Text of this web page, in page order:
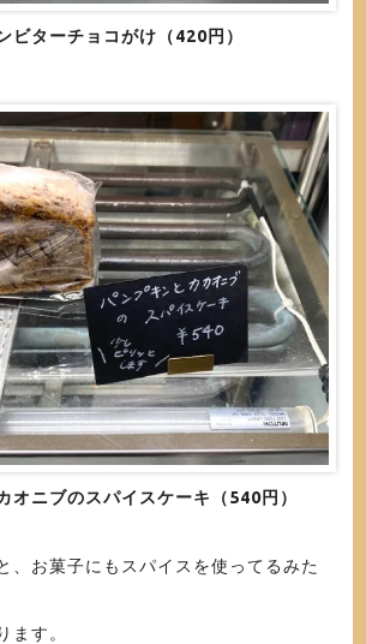
ビターチョコがけ（420円）
オニブのスパイスケーキ（540円）
、お菓子にもスパイスを使ってるみた
ます。